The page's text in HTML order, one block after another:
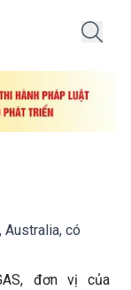
Australia, có
đơn vị của